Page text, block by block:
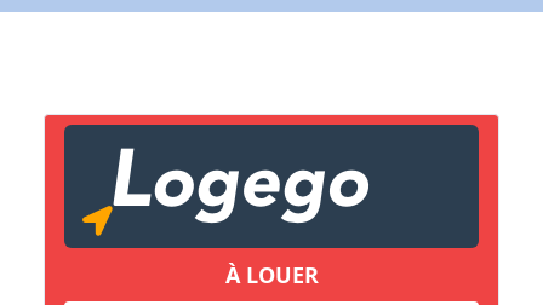
À LOUER
X Fermer
Lien vers inscription (sera inclus dans courriel)
Copier lien